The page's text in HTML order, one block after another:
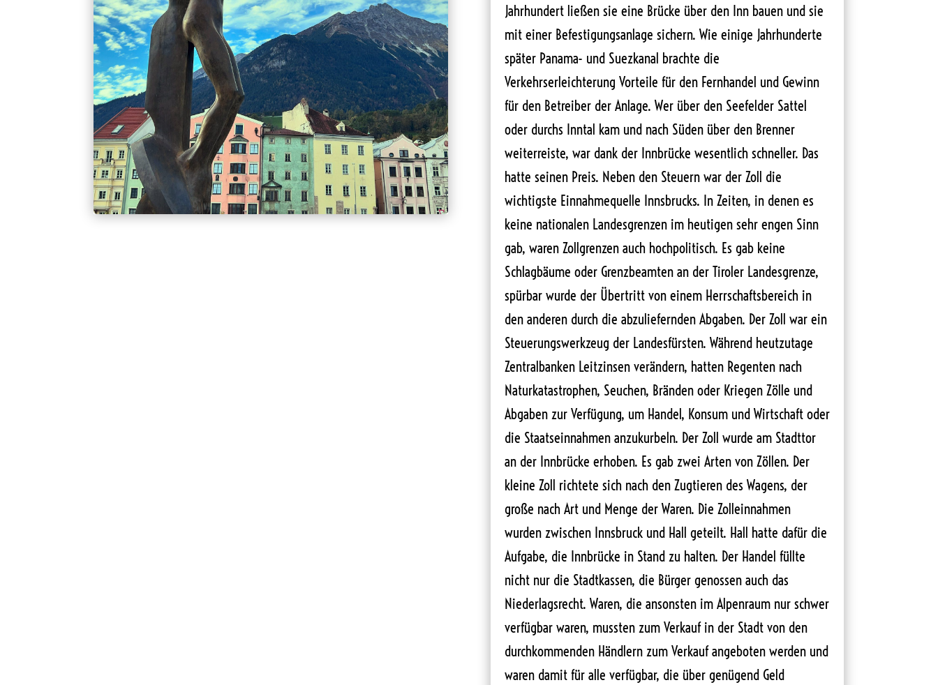
Jahrhundert ließen sie eine Brücke über den Inn bauen und sie
mit einer Befestigungsanlage sichern. Wie einige Jahrhunderte
später Panama- und Suezkanal brachte die
Verkehrserleichterung Vorteile für den Fernhandel und Gewinn
für den Betreiber der Anlage. Wer über den Seefelder Sattel
oder durchs Inntal kam und nach Süden über den Brenner
weiterreiste, war dank der Innbrücke wesentlich schneller. Das
hatte seinen Preis. Neben den Steuern war der Zoll die
wichtigste Einnahmequelle Innsbrucks. In Zeiten, in denen es
keine nationalen Landesgrenzen im heutigen sehr engen Sinn
gab, waren Zollgrenzen auch hochpolitisch. Es gab keine
Schlagbäume oder Grenzbeamten an der Tiroler Landesgrenze,
spürbar wurde der Übertritt von einem Herrschaftsbereich in
den anderen durch die abzuliefernden Abgaben. Der Zoll war ein
Steuerungswerkzeug der Landesfürsten. Während heutzutage
Zentralbanken Leitzinsen verändern, hatten Regenten nach
Naturkatastrophen, Seuchen, Bränden oder Kriegen Zölle und
Abgaben zur Verfügung, um Handel, Konsum und Wirtschaft oder
die Staatseinnahmen anzukurbeln. Der Zoll wurde am Stadttor
an der Innbrücke erhoben. Es gab zwei Arten von Zöllen. Der
kleine Zoll richtete sich nach den Zugtieren des Wagens, der
große nach Art und Menge der Waren. Die Zolleinnahmen
wurden zwischen Innsbruck und Hall geteilt. Hall hatte dafür die
Aufgabe, die Innbrücke in Stand zu halten. Der Handel füllte
nicht nur die Stadtkassen, die Bürger genossen auch das
Niederlagsrecht. Waren, die ansonsten im Alpenraum nur schwer
verfügbar waren, mussten zum Verkauf in der Stadt von den
durchkommenden Händlern zum Verkauf angeboten werden und
waren damit für alle verfügbar, die über genügend Geld